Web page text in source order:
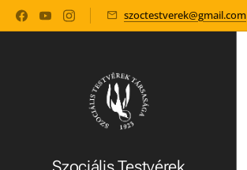
szoctestverek@gmail.com